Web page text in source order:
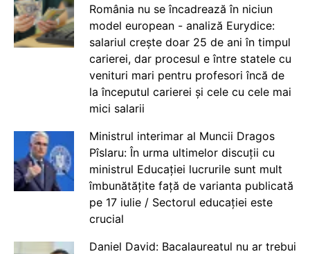
România nu se încadrează în niciun
model european - analiză Eurydice:
salariul crește doar 25 de ani în timpul
carierei, dar procesul e între statele cu
venituri mari pentru profesori încă de
la începutul carierei și cele cu cele mai
mici salarii
Ministrul interimar al Muncii Dragos
Pîslaru: În urma ultimelor discuții cu
ministrul Educației lucrurile sunt mult
îmbunătățite față de varianta publicată
pe 17 iulie / Sectorul educației este
crucial
Daniel David: Bacalaureatul nu ar trebui